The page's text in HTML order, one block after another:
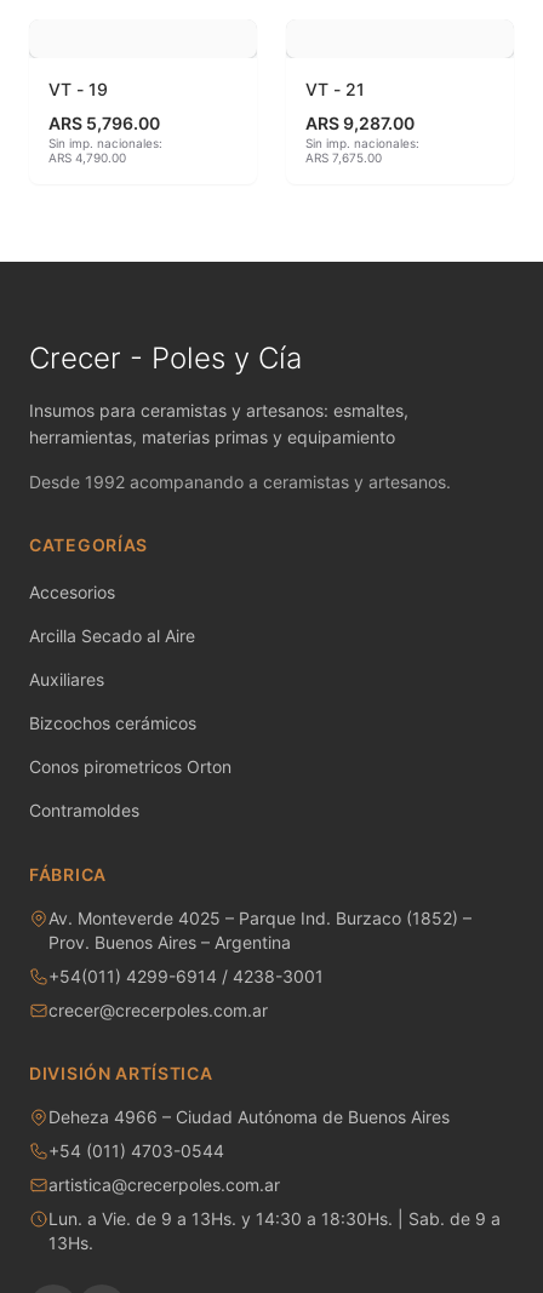
MAYCO E & E CHUNKIES
MAYCO ENGOBE
MAYCO FOUNDATIONS MATTE
MAYCO FOUNDATIONS SHEER
MAYCO FUNDAMENTALS UNDERGLAZES
MAYCO JUNGLE GEMS
MAYCO MAGIC METALLICS
MAYCO NON FIRED COLOR
MAYCO RAKU GLAZES
MAYCO RAPID ROLL
MAYCO SNOW GEMS
MAYCO SPECIALTY GLAZES
MAYCO SPECKLED STROKE & COAT
Metales preciosos y luestres
VT - 19
ARS 5,796.00
Sin imp. nacionales:
ARS 4,790.00
VT - 21
ARS 9,287.00
Sin imp. nacionales:
ARS 7,675.00
Crecer - Poles y Cía
Insumos para ceramistas y artesanos: esmaltes,
herramientas, materias primas y equipamiento
Desde 1992 acompanando a ceramistas y artesanos.
CATEGORÍAS
Accesorios
Arcilla Secado al Aire
Auxiliares
Bizcochos cerámicos
Conos pirometricos Orton
Contramoldes
FÁBRICA
Av. Monteverde 4025 – Parque Ind. Burzaco (1852) –
Prov. Buenos Aires – Argentina
+54(011) 4299-6914 / 4238-3001
crecer@crecerpoles.com.ar
DIVISIÓN ARTÍSTICA
Deheza 4966 – Ciudad Autónoma de Buenos Aires
+54 (011) 4703-0544
artistica@crecerpoles.com.ar
Lun. a Vie. de 9 a 13Hs. y 14:30 a 18:30Hs. | Sab. de 9 a
13Hs.